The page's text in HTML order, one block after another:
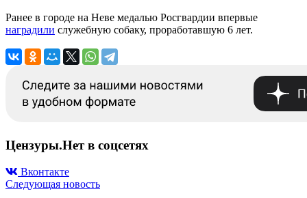
Ранее в городе на Неве медалью Росгвардии впервые
наградили служебную собаку, проработавшую 6 лет.
Цензуры.Нет в соцсетях
Вконтакте
Следующая новость